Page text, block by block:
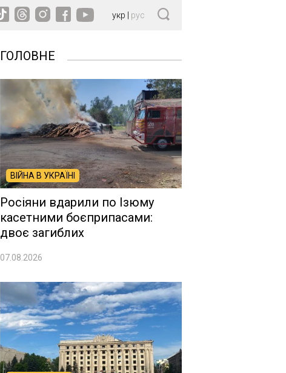
укр рус
ГОЛОВНЕ
ВІЙНА В УКРАЇНІ
Росіяни вдарили по Ізюму
касетними боєприпасами:
двоє загиблих
07.08.2026